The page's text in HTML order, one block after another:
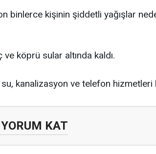
binlerce kişinin şiddetli yağışlar
ve köprü sular altında kaldı.
kanalizasyon ve telefon hizmetleri
YORUM KAT